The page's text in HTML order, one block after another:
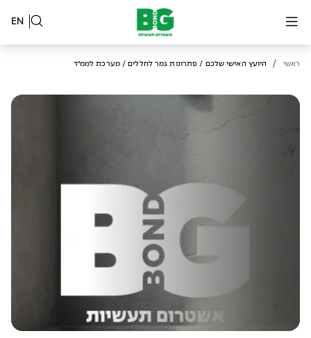
EN
ראשי / היועץ האישי שלכם / פתרונות גמר לחללים / מערכת לממ"ד